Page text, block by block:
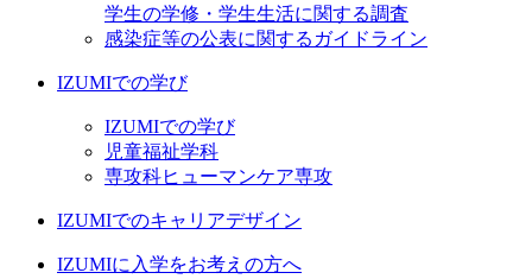
学生の学修・学生生活に関する調査
感染症等の公表に関するガイドライン
IZUMIでの学び
IZUMIでの学び
児童福祉学科
専攻科ヒューマンケア専攻
IZUMIでのキャリアデザイン
IZUMIに入学をお考えの方へ